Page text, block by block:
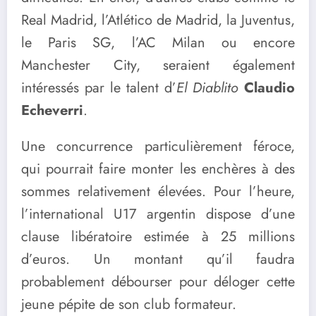
Real Madrid, l’Atlético de Madrid, la Juventus,
le Paris SG, l’AC Milan ou encore
Manchester City, seraient également
intéressés par le talent d’El Diablito Claudio
Echeverri.
Une concurrence particulièrement féroce,
qui pourrait faire monter les enchères à des
sommes relativement élevées. Pour l’heure,
l’international U17 argentin dispose d’une
clause libératoire estimée à 25 millions
d’euros. Un montant qu’il faudra
probablement débourser pour déloger cette
jeune pépite de son club formateur.